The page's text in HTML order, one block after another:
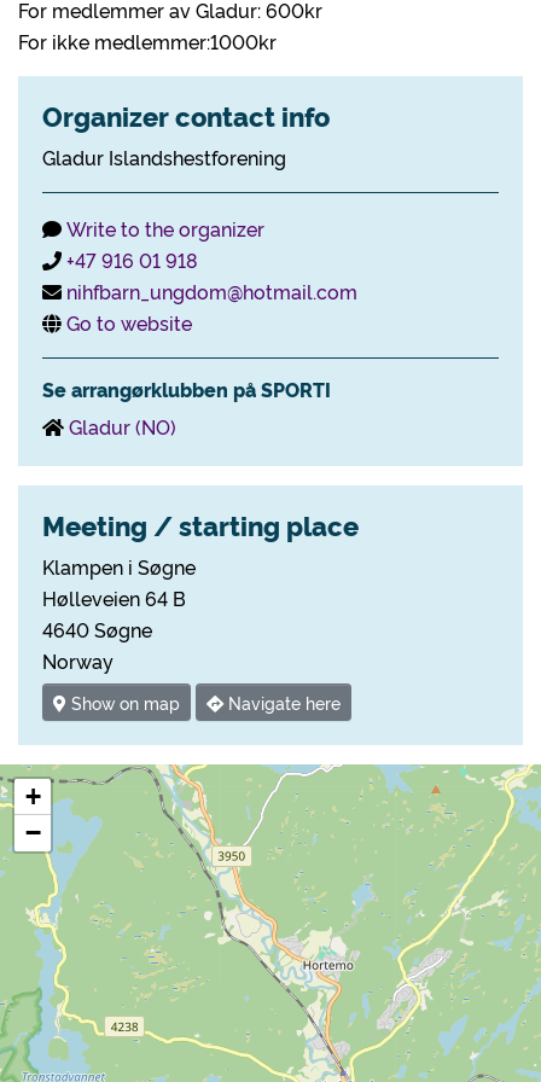
For medlemmer av Gladur: 600kr
For ikke medlemmer:1000kr
Organizer contact info
Gladur Islandshestforening
Write to the organizer
+47 916 01 918
nihfbarn_ungdom@hotmail.com
Go to website
Se arrangørklubben på SPORTI
Gladur (NO)
Meeting / starting place
Klampen i Søgne
Hølleveien 64 B
4640 Søgne
Norway
Show on map Navigate here
+
−